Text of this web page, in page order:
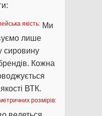
якість:Ми
лише
сировину
Кожна
ВТК.
розмірів: